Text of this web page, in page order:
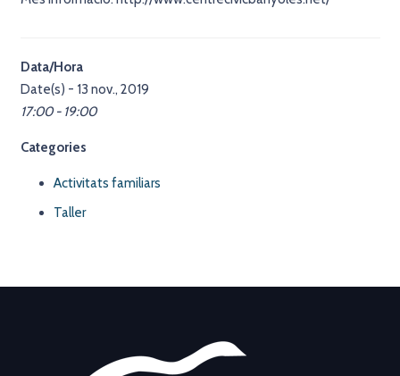
Data/Hora
Date(s) - 13 nov., 2019
17:00 - 19:00
Categories
Activitats familiars
Taller